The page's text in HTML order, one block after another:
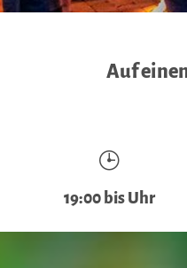
Auf
19:00 bis Uhr